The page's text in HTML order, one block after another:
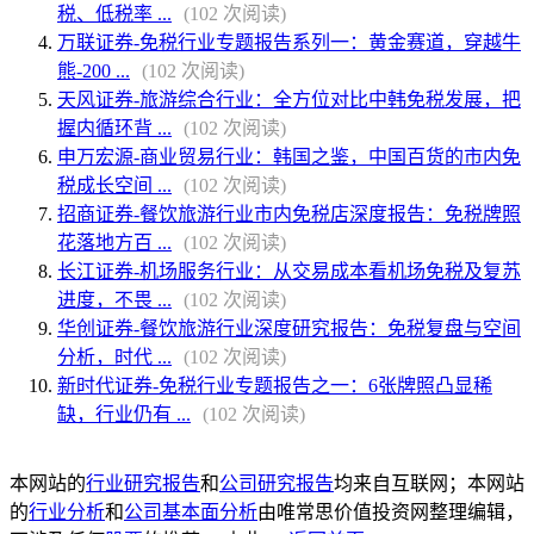
税、低税率 ...
(102 次阅读)
万联证券-免税行业专题报告系列一：黄金赛道，穿越牛
熊-200 ...
(102 次阅读)
天风证券-旅游综合行业：全方位对比中韩免税发展，把
握内循环背 ...
(102 次阅读)
申万宏源-商业贸易行业：韩国之鉴，中国百货的市内免
税成长空间 ...
(102 次阅读)
招商证券-餐饮旅游行业市内免税店深度报告：免税牌照
花落地方百 ...
(102 次阅读)
长江证券-机场服务行业：从交易成本看机场免税及复苏
进度，不畏 ...
(102 次阅读)
华创证券-餐饮旅游行业深度研究报告：免税复盘与空间
分析，时代 ...
(102 次阅读)
新时代证券-免税行业专题报告之一：6张牌照凸显稀
缺，行业仍有 ...
(102 次阅读)
本网站的行业研究报告和公司研究报告均来自互联网；本网站
的行业分析和公司基本面分析由唯常思价值投资网整理编辑，